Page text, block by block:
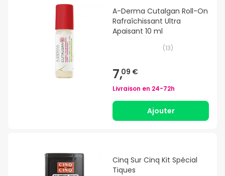
A-Derma Cutalgan Roll-On
Rafraîchissant Ultra
Apaisant 10 ml
(13)
7,09 €
Livraison en 24-72h
Ajouter
Cinq Sur Cinq Kit Spécial
Tiques